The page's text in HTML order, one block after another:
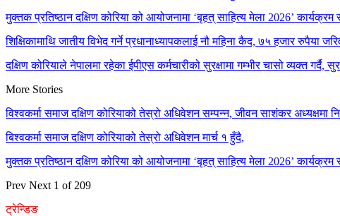
मुक्तक प्रतिष्ठान दक्षिण कोरिया को आयोजनामा ‘बृहत् साहित्य मेला 2026’ कार्यक्रम
शिक्षिकामाथि जातीय विभेद गर्ने प्रधानाध्यापकलाई नौ महिना कैद, ७५ हजार रुपैया
दक्षिण कोरियाले नेपालमा रहेका ईपीएस कर्मचारीको सुरक्षामा गम्भीर चासो व्यक्त
More Stories
विश्वकर्मा समाज दक्षिण कोरियाको तेस्रो अधिवेशन सम्पन्न, जीवन साशंकर अध्यक्षमा
बिश्वकर्मा समाज दक्षिण कोरियाको तेस्रो अधिवेशन मार्च १ हुँदै,
मुक्तक प्रतिष्ठान दक्षिण कोरिया को आयोजनामा ‘बृहत् साहित्य मेला 2026’ कार्यक्रम
Prev Next 1 of 209
ट्रेन्डिङ